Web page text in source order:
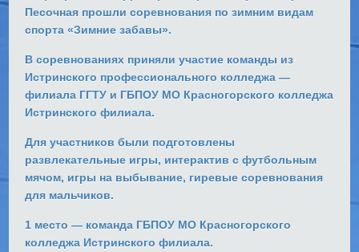
Песочная прошли соревнования по зимним видам
спорта «Зимние забавы».
В соревнованиях приняли участие команды из
Истринского профессионального колледжа —
филиала ГГТУ и ГБПОУ МО Красногорского колледжа
Истринского филиала.
Для участников были подготовлены
развлекательные игры, интерактив с футбольным
мячом, игры на выбывание, гиревые соревнования
для мальчиков.
1 место — команда ГБПОУ МО Красногорского
колледжа Истринского филиала.